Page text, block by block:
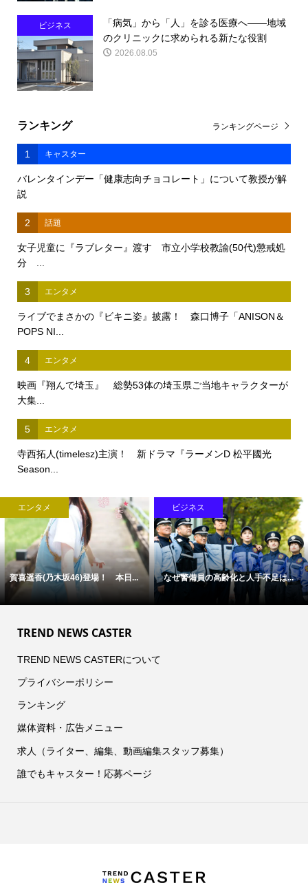
ビジネス
「病気」から「人」を診る医療へ――地域
のクリニックに求められる新たな役割
2026.08.05
ランキング
1 キャスター
バレンタインデー「健康志向チョコレート」について教授が解
説
2 話題
女子児童に『ラブレター』渡す 市立小学校教諭(50代)懲戒処
分 ...
3 エンタメ
ライブでまさかの『ビキニ姿』披露！ 森口博子「ANISON＆
POPS NI...
4 エンタメ
映画『翔んで埼玉』 総勢53体の埼玉県ご当地キャラクターが
大集...
5 エンタメ
寺西拓人(timelesz)主演！ 新ドラマ『ラーメンD 松平國光
Season...
ランキングページ
エンタメ
賀喜遥香(乃木坂46)登場！ 本日...
ビジネス
なぜ警備員の高齢化と人手不足は...
TREND NEWS CASTER
TREND NEWS CASTERについて
プライバシーポリシー
ランキング
媒体資料・広告メニュー
求人（ライター、編集、動画編集スタッフ募集）
誰でもキャスター！応募ページ